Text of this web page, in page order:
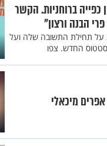
כפייה ברוחניות. הקשר
הבנה ורצון"
על תחילת התשובה שלה ועל
החדש. צפו
מיכאלי